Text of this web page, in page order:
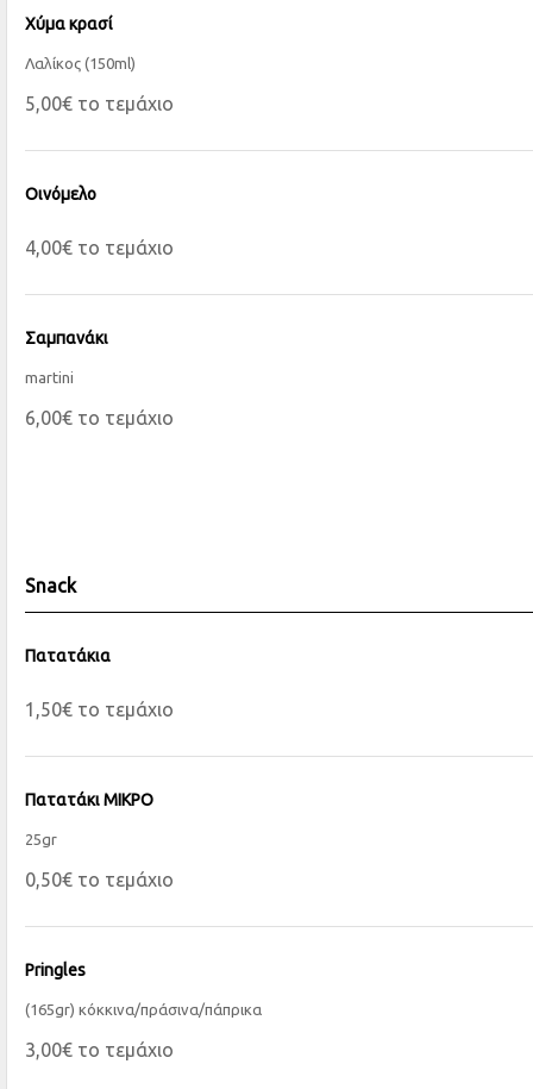
Χύμα κρασί
Λαλίκος (150ml)
5,00€ το τεμάχιο
Οινόμελο
4,00€ το τεμάχιο
Σαμπανάκι
martini
6,00€ το τεμάχιο
Snack
Πατατάκια
1,50€ το τεμάχιο
Πατατάκι ΜΙΚΡΟ
25gr
0,50€ το τεμάχιο
Pringles
(165gr) κόκκινα/πράσινα/πάπρικα
3,00€ το τεμάχιο